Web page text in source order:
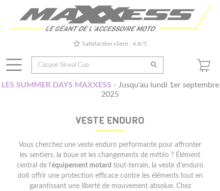
Satisfaction client : 4.8/5
LES SUMMER DAYS MAXXESS - Jusqu'au lundi 1er septembre
2025
VESTE ENDURO
Vous cherchez une veste enduro performante pour affronter
les sentiers, la boue et les changements de météo ? Élément
central de l'équipement motard tout-terrain, la veste d'enduro
doit offrir une protection efficace contre les éléments tout en
garantissant une liberté de mouvement absolue. Chez